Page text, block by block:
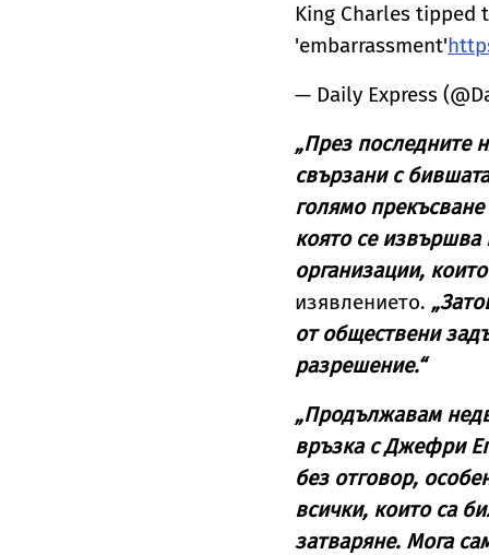
King Charles tipped
'embarrassment'
— Daily Express
„През последните
свързани с
голямо
която се извършва
организации,
изявлението.
от обществени
разрешение.“
„Продължавам
връзка с Джефри
без отговор,
всички, които са
затваряне. Мога